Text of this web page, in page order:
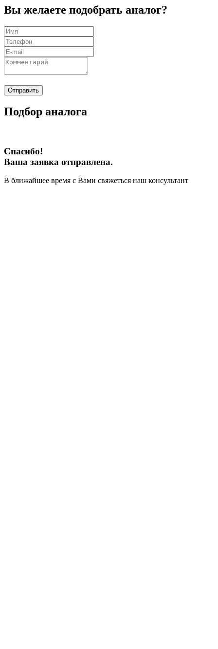
Вы желаете подобрать аналог?
Отправить
Подбор аналога
Спасибо!
Ваша заявка отправлена.
В ближайшее время с Вами свяжеться наш консультант